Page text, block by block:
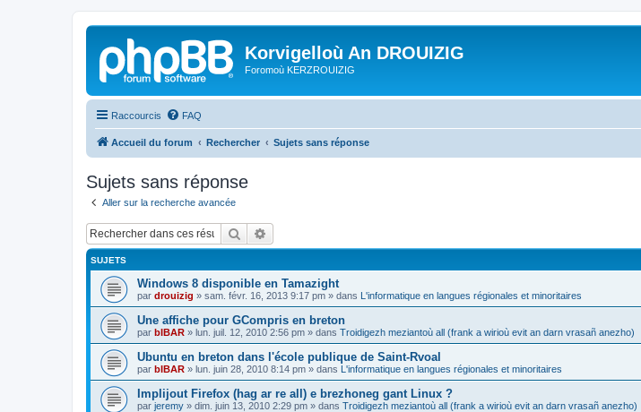
Korvigelloù An DROUIZIG
Foromoù KERZROUIZIG
Raccourcis FAQ
Accueil du forum Rechercher Sujets sans réponse
Sujets sans réponse
Aller sur la recherche avancée
Rechercher
SUJETS
Windows 8 disponible en Tamazight
par drouizig » sam. févr. 16, 2013 9:17 pm » dans L'informatique en langues régionales et minoritaires
Une affiche pour GCompris en breton
par bIBAR » lun. juil. 12, 2010 2:56 pm » dans Troidigezh meziantoù all (frank a wirioù evit an darn vrasañ anezho)
Ubuntu en breton dans l'école publique de Saint-Rvoal
par bIBAR » lun. juin 28, 2010 8:14 pm » dans L'informatique en langues régionales et minoritaires
Implijout Firefox (hag ar re all) e brezhoneg gant Linux ?
par jeremy » dim. juin 13, 2010 2:29 pm » dans Troidigezh meziantoù all (frank a wirioù evit an darn vrasañ anezho)